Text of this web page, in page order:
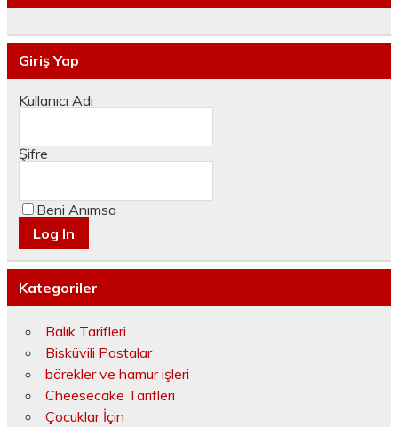
Giriş Yap
Kullanıcı Adı
Şifre
Beni Anımsa
Kategoriler
Balık Tarifleri
Bisküvili Pastalar
börekler ve hamur işleri
Cheesecake Tarifleri
Çocuklar İçin